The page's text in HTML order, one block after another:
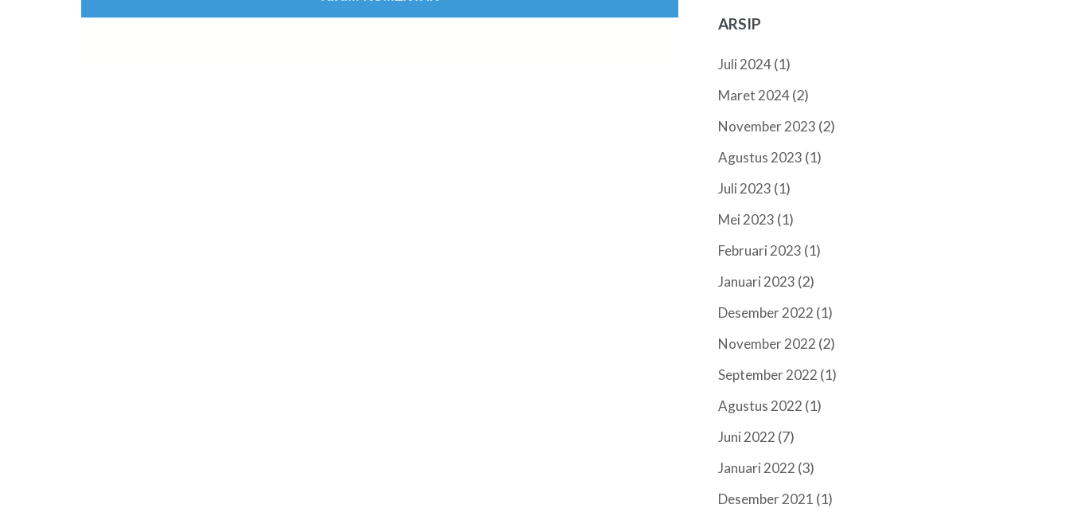
ARSIP
Juli 2024(1)
Maret 2024(2)
November 2023 (2)
Agustus 2023 (1)
Juli 2023 (1)
Mei 2023 (1)
Februari 2023 (1)
Januari 2023 (2)
Desember 2022 (1)
November 2022 (2)
September 2022 (1)
Agustus 2022 (1)
Juni 2022 (7)
Januari 2022 (3)
Desember 2021 (1)